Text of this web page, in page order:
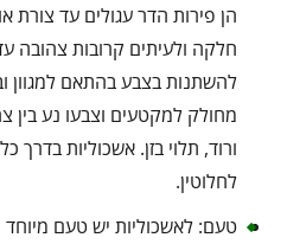
הן פירות הדר עגולים עד צורת
חלקה ולעיתים קרובות צהובה
להשתנות בצבע בהתאם למגוון
מחולק למקטעים וצבעו נע בין
ורוד, תלוי בזן. אשכוליות
לחלוטין.
טעם: לאשכוליות יש טעם